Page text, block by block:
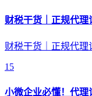
财税干货｜正规代
财税干货｜正规代理
15
小微企业必懂！代理